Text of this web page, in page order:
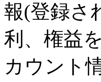
報(登録さ
利、権益
カウント